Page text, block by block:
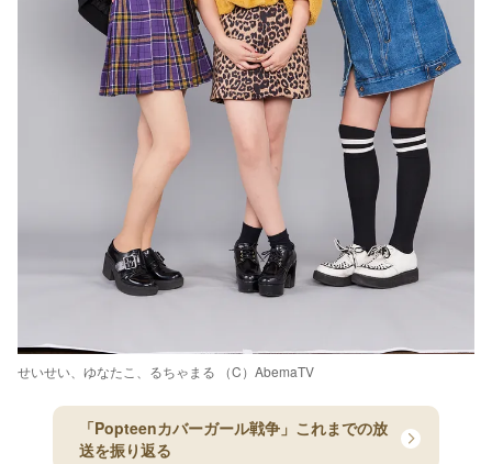
せいせい、ゆなたこ、るちゃまる （C）AbemaTV
「Popteenカバーガール戦争」これまでの放
送を振り返る